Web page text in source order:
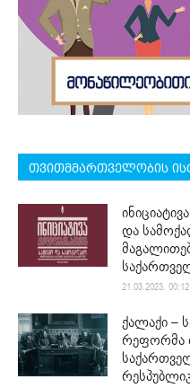
თვითმმართველობის
და
21.03.2023. 00:12
ქალაქი –
რეფორმა